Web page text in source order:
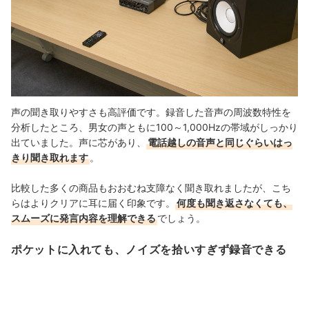
声の聞き取りやすさも高評価です。録音した音声の周波数特性を
分析したところ、男女の声ともに100～1,000Hzの帯域がしっかり
出ていました。声に芯があり、
電話越しの音声と同じぐらいはっ
きり聞き取れます。
比較した多くの商品もおおむね支障なく聞き取れましたが、こち
らはよりクリアに耳に届く印象です。
何度も聞き返さなくても、
スムーズに発言内容を理解できるでしょう。
ポケットに入れても、ノイズを拾いすぎず録音できる